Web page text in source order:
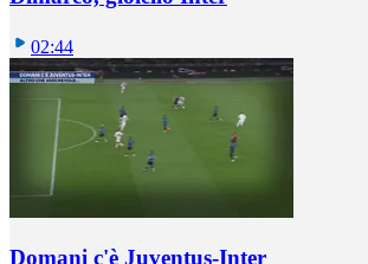
02:44
Domani c'è Juventus-Inter